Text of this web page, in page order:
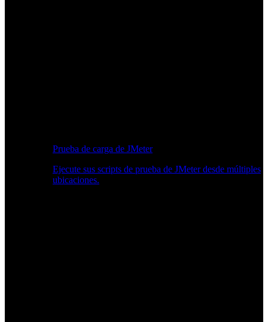
Prueba de carga de JMeter
Ejecute sus scripts de prueba de JMeter desde múltiples
ubicaciones.